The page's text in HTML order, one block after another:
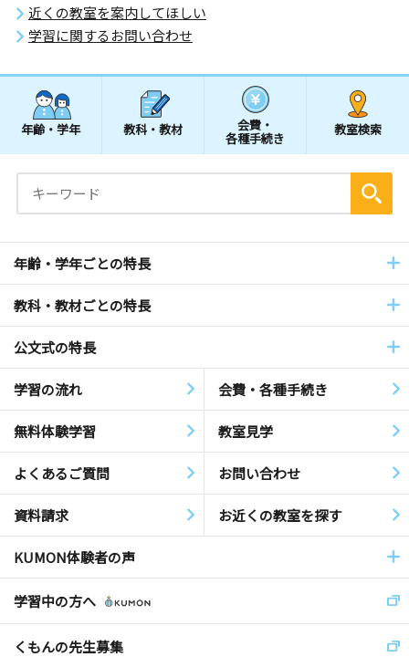
近くの教室を案内してほしい
学習に関するお問い合わせ
年齢・学年 教科・教材 会費・
各種手続き
教室検索
年齢・学年ごとの特長
教科・教材ごとの特長
公文式の特長
学習の流れ 会費・各種手続き
無料体験学習 教室見学
よくあるご質問 お問い合わせ
資料請求 お近くの教室を探す
KUMON体験者の声
学習中の方へ
くもんの先生募集